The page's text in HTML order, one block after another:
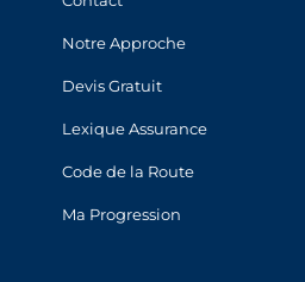
Notre Approche
Devis Gratuit
Lexique Assurance
Code de la Route
Ma Progression